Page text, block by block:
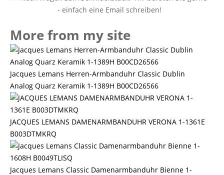
More from my site
Jacques Lemans Herren-Armbanduhr Classic Dublin
Analog Quarz Keramik 1-1389H B00CD26566
JACQUES LEMANS DAMENARMBANDUHR VERONA 1-1361E
B003DTMKRQ
Jacques Lemans Classic Damenarmbanduhr Bienne 1-